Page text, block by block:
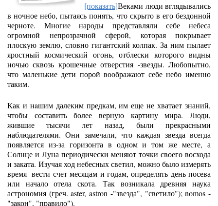
[показать]Веками люди вглядывались
в ночное небо, пытаясь понять, что скрыто в его бездонной
черноте. Многие народы представляли себе небеса
огромной непрозрачной сферой, которая покрывает
плоскую землю, словно гигантский колпак. За ним пылает
яростный космический огонь, отблески которого видны
ночью сквозь крошечные отверстия -звезды. Любопытно,
что маленькие дети порой воображают себе небо именно
таким.
Как и нaшим далеким предкам, им еще не хватает знаний,
чтобы составить более верную картину мира. Люди,
жившие тысячи лет назад, были прекрасными
наблюдателями. Они замечали, что каждая звезда всегда
появляется из-за горизонта в одном и том же месте, а
Солнце и Луна периодически меняют точки своего восхода
и заката. Изучая ход небесных светил, можно было измерять
время -вести счет месяцам и годам, определять день посева
или начало отела скота. Так возникала древняя наука
астрономия (греч. aster, astron -"звезда", "светило"); nomos -
"закон", "правило").